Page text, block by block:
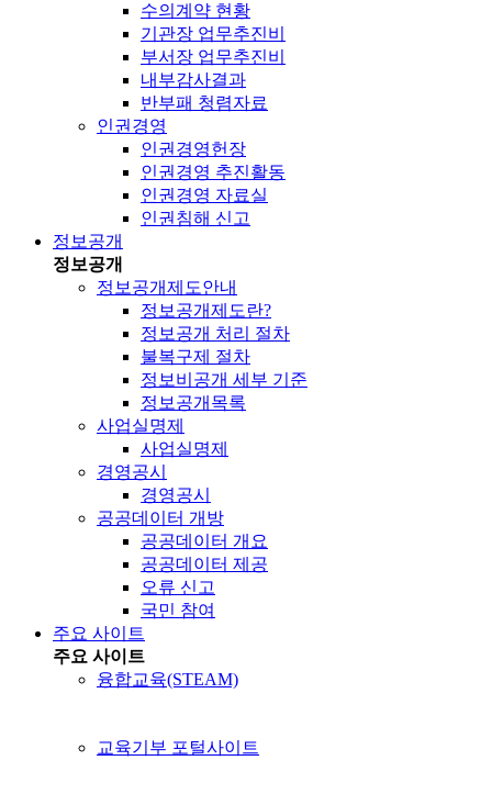
수의계약 현황
기관장 업무추진비
부서장 업무추진비
내부감사결과
반부패 청렴자료
인권경영
인권경영헌장
인권경영 추진활동
인권경영 자료실
인권침해 신고
정보공개
정보공개
정보공개제도안내
정보공개제도란?
정보공개 처리 절차
불복구제 절차
정보비공개 세부 기준
정보공개목록
사업실명제
사업실명제
경영공시
경영공시
공공데이터 개방
공공데이터 개요
공공데이터 제공
오류 신고
국민 참여
주요 사이트
주요 사이트
융합교육(STEAM)
교육기부 포털사이트